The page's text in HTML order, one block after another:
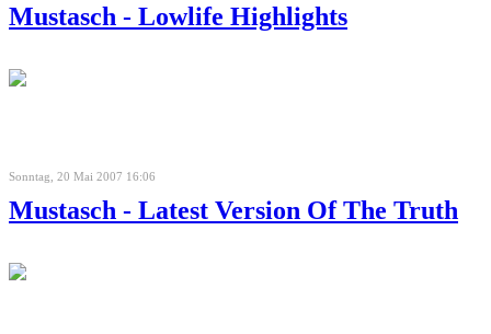
Mustasch - Lowlife Highlights
Sonntag, 20 Mai 2007 16:06
Mustasch - Latest Version Of The Truth